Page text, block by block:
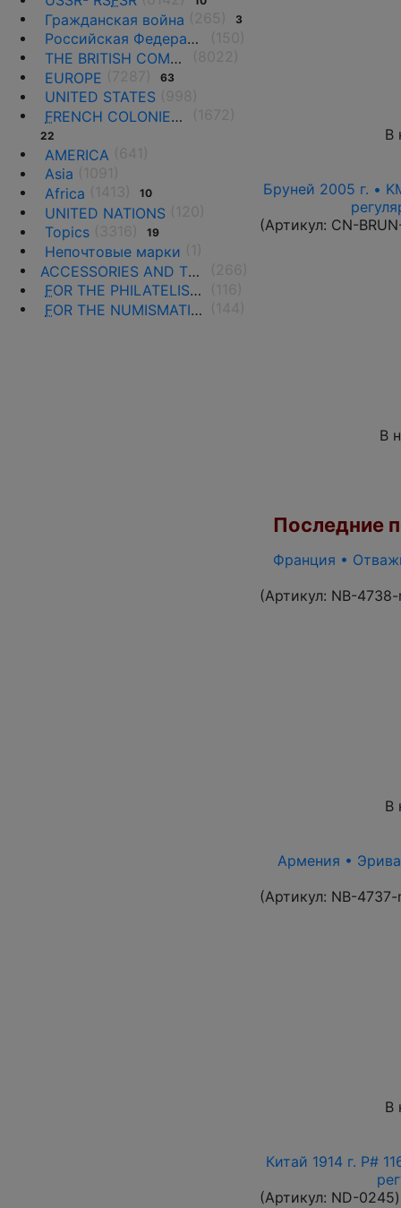
Гражданская война 3
Российская Федерация(1992 г.-н.д.)
THE BRITISH COMMONWEALTH
EUROPE
63
UNITED STATES
FRENCH COLONIES AND THE TERRITORIES
22
AMERICA
Asia
Africa
10
UNITED NATIONS
Topics
19
Непочтовые марки
ACCESSORIES AND THE LITERATURE
FOR THE PHILATELISTS
FOR THE NUMISMATISTS
В
Бруней 2005 г. •
(Артикул: CN-
В
Последние
Франция •
(Артикул: NB-4738-
В
Армения •
(Артикул: NB-4737-
В
Китай 1914 г. P#
(Артикул: ND-0245)